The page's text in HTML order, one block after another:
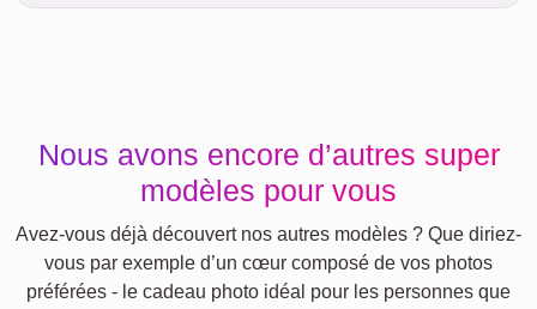
Nous avons encore d’autres super
modèles pour vous
Avez-vous déjà découvert nos autres modèles ? Que diriez-
vous par exemple d’un cœur composé de vos photos
préférées - le cadeau photo idéal pour les personnes que